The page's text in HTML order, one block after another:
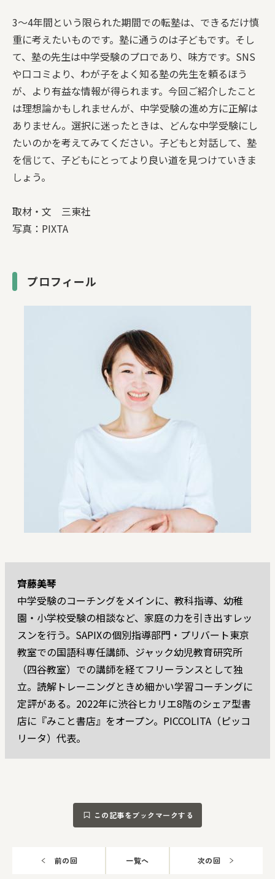
3〜4年間という限られた期間での転塾は、できるだけ慎
重に考えたいものです。塾に通うのは子どもです。そし
て、塾の先生は中学受験のプロであり、味方です。SNS
や口コミより、わが子をよく知る塾の先生を頼るほう
が、より有益な情報が得られます。今回ご紹介したこと
は理想論かもしれませんが、中学受験の進め方に正解は
ありません。選択に迷ったときは、どんな中学受験にし
たいのかを考えてみてください。子どもと対話して、塾
を信じて、子どもにとってより良い道を見つけていきま
しょう。
取材・文 三東社
写真：PIXTA
プロフィール
齊藤美琴
中学受験のコーチングをメインに、教科指導、幼稚
園・小学校受験の相談など、家庭の力を引き出すレッ
スンを行う。SAPIXの個別指導部門・プリバート東京
教室での国語科専任講師、ジャック幼児教育研究所
（四谷教室）での講師を経てフリーランスとして独
立。読解トレーニングときめ細かい学習コーチングに
定評がある。2022年に渋谷ヒカリエ8階のシェア型書
店に『みこと書店』をオープン。PICCOLITA（ピッコ
リータ）代表。
この記事をブックマークする
前の回 一覧へ 次の回